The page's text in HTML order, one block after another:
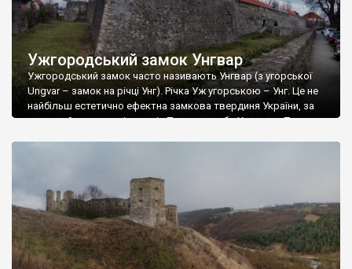
Ужгородський замок Унгвар
Ужгородський замок часто називають Унгвар (з угорської
Ungvar – замок на річці Унг). Річка Уж угорською – Унг. Це не
найбільш естетично ефектна замкова твердиня України, за
красою його не порівняти із Паланком або Хотином. Тут